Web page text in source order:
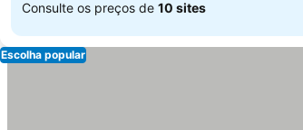
Consulte os preços de 10 sites
Escolha popular